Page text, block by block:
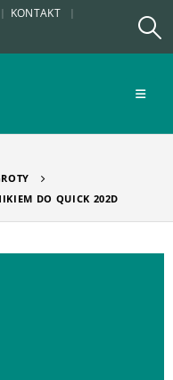
KONTAKT
DO QUICK 202D